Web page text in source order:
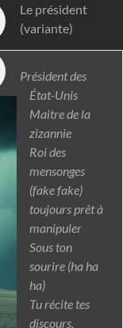
Le président
(variante)
Président des
État-Unis
Maitre de la
zizannie
Roi des
mensonges
(fake fake)
toujours prêt à
manipuler
Sous ton
sourire (ha ha
ha)
Tu récite tes
discours,